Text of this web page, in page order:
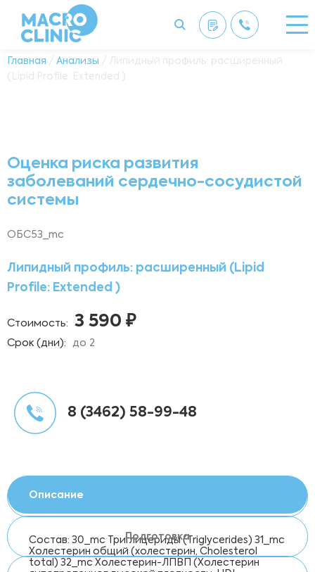
Главная / Анализы / Липидный профиль: расширенный
(Lipid Profile: Extended )
Оценка риска развития
заболеваний сердечно-сосудистой
системы
ОБС53_mc
Липидный профиль: расширенный (Lipid
Profile: Extended )
Стоимость: 3 590 ₽
Срок (дни): до 2
8 (3462) 58-99-48
Описание
Состав: 30_mc Триглицериды (Triglycerides) 31_mc
Холестерин общий (холестерин, Cholesterol
total) 32_mc Холестерин-ЛПВП (Холестерин
Подготовка